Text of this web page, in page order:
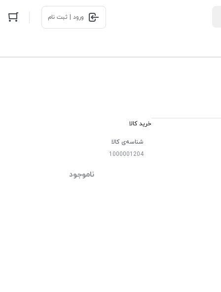
ورود | ثبت نام
خرید کالا
شناسه‌ی کالا
1000001204
ناموجود